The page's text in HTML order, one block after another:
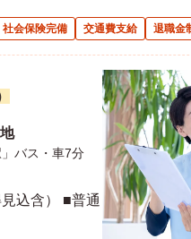
社会保険完備 交通費支給 退職金
バス・車7分
込含） ■普通